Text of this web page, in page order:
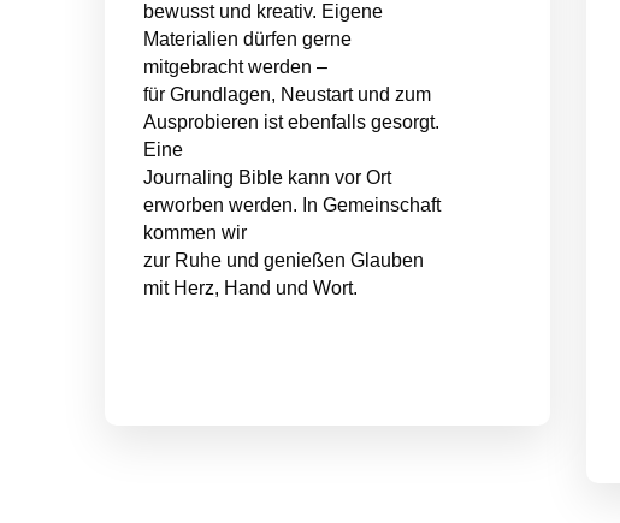
bewusst und kreativ. Eigene
Materialien dürfen gerne
mitgebracht werden –
für Grundlagen, Neustart und zum
Ausprobieren ist ebenfalls gesorgt.
Eine
Journaling Bible kann vor Ort
erworben werden. In Gemeinschaft
kommen wir
zur Ruhe und genießen Glauben
mit Herz, Hand und Wort.